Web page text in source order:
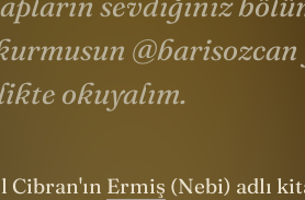
okuyalım.
Cibran'ın Ermiş (Nebi) adlı